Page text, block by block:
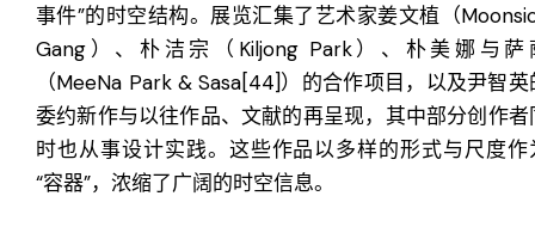
事件”的时空结构。展览汇集了艺术家姜文植（
Gang）、朴洁宗（Kiljong Park）、朴美娜与萨
（MeeNa Park & Sasa[44]）的合作项目，以及尹智英
委约新作与以往作品、文献的再呈现，其中部分创作者
时也从事设计实践。这些作品以多样的形式与尺度作
“容器”，浓缩了广阔的时空信息。